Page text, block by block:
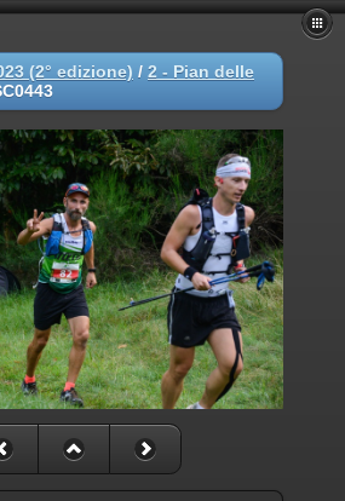
(2° edizione) / 2 - Pian delle